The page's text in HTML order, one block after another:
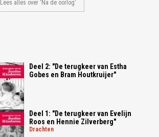
Lees alles over 'Na de oorlog'
Deel 2: "De terugkeer van Estha
Gobes en Bram Houtkruijer"
Deel 1: "De terugkeer van Evelijn
Roos en Hennie Zilverberg"
drachten